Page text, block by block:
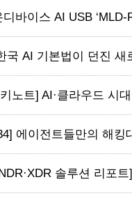
바이스 AI USB ‘MLD-
국 AI 기본법이 던진 새
노트] AI·클라우드 시
에이전트들만의 해킹
솔루션 리포